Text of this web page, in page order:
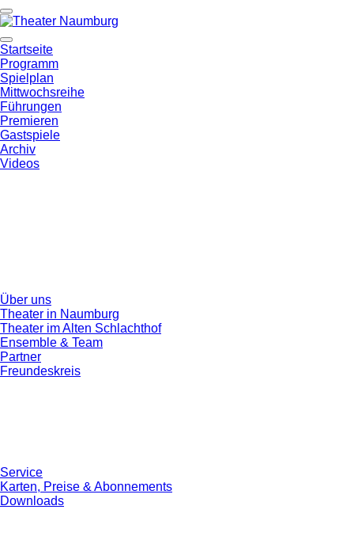
Startseite
Programm
Spielplan
Mittwochsreihe
Führungen
Premieren
Gastspiele
Archiv
Videos
Über uns
Theater in Naumburg
Theater im Alten Schlachthof
Ensemble & Team
Partner
Freundeskreis
Service
Karten, Preise & Abonnements
Downloads